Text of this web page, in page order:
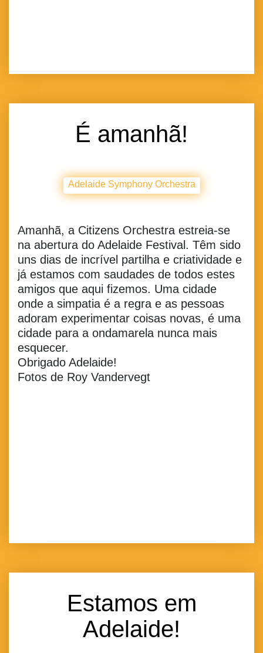
É amanhã!
Adelaide Symphony Orchestra
Amanhã, a Citizens Orchestra estreia-se
na abertura do Adelaide Festival. Têm sido
uns dias de incrível partilha e criatividade e
já estamos com saudades de todos estes
amigos que aqui fizemos. Uma cidade
onde a simpatia é a regra e as pessoas
adoram experimentar coisas novas, é uma
cidade para a ondamarela nunca mais
esquecer.
Obrigado Adelaide!
Fotos de Roy Vandervegt
Estamos em
Adelaide!